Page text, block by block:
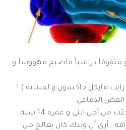
و متفوقاَ دراسياً فأصبح مهووساَ و
رأيت مايكل جاكسون و لمسته ) !
الدماغي ..
أجل ابنى و عمره 14 سنة .
: أرى أن ولدك كان يعالج من